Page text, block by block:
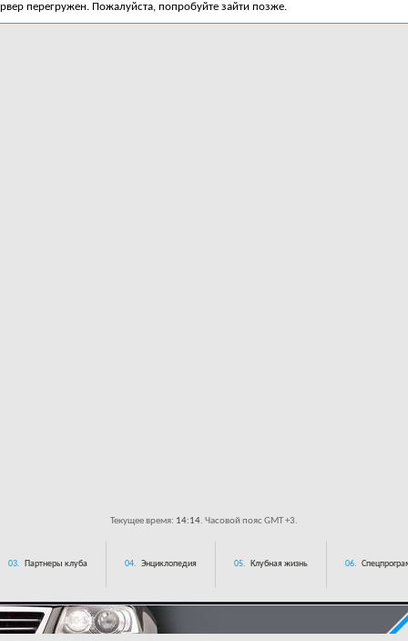
перегружен. Пожалуйста, попробуйте зайти позже.
Текущее время: 14:14. Часовой пояс GMT +3.
03. Партнеры клуба 04. Энциклопедия 05. Клубная жизнь 06.